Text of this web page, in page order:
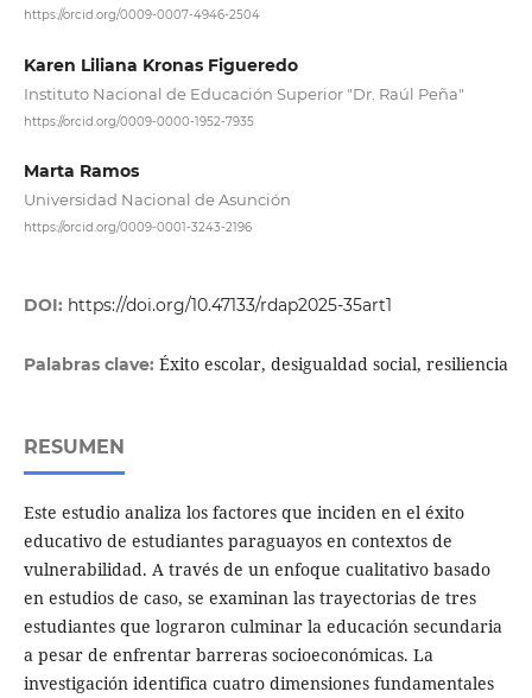
https://orcid.org/0009-0007-4946-2504
Karen Liliana Kronas Figueredo
Instituto Nacional de Educación Superior "Dr. Raúl Peña"
https://orcid.org/0009-0000-1952-7935
Marta Ramos
Universidad Nacional de Asunción
https://orcid.org/0009-0001-3243-2196
DOI: https://doi.org/10.47133/rdap2025-35art1
Palabras clave: Éxito escolar, desigualdad social, resiliencia
RESUMEN
Este estudio analiza los factores que inciden en el éxito
educativo de estudiantes paraguayos en contextos de
vulnerabilidad. A través de un enfoque cualitativo basado
en estudios de caso, se examinan las trayectorias de tres
estudiantes que lograron culminar la educación secundaria
a pesar de enfrentar barreras socioeconómicas. La
investigación identifica cuatro dimensiones fundamentales